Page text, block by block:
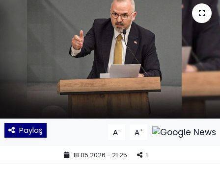
Paylaş A- A+
18.05.2026 - 21:25 1
TEKNOLOJİ
Yaşam
YEREL POLİTİKA
YEREL YÖNETİMLER
Yurt